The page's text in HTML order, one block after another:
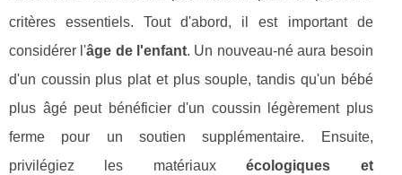
critères essentiels. Tout d'abord, il est important de
considérer l'âge de l'enfant. Un nouveau-né aura besoin
d'un coussin plus plat et plus souple, tandis qu'un bébé
plus âgé peut bénéficier d'un coussin légèrement plus
ferme pour un soutien supplémentaire. Ensuite,
privilégiez les matériauxécologiques et